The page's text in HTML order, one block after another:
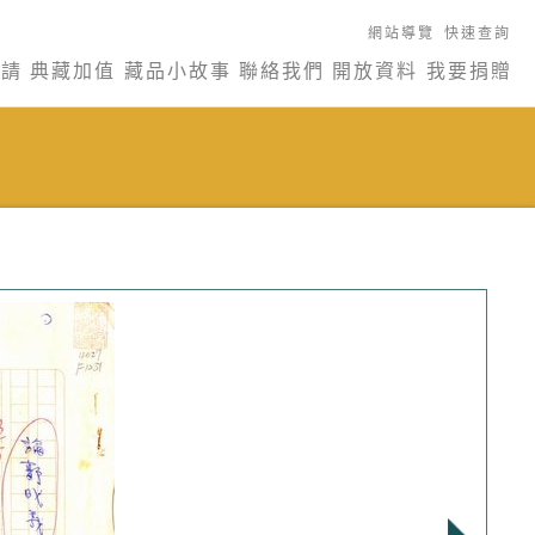
網站導覽 快速查詢
典藏加值 藏品小故事 聯絡我們 開放資料 我要捐贈